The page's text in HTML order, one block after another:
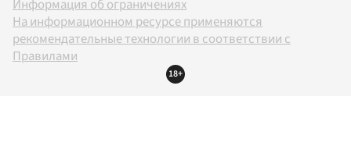
Информация об ограничениях
На информационном ресурсе применяются
рекомендательные технологии в соответствии с
Правилами
18+